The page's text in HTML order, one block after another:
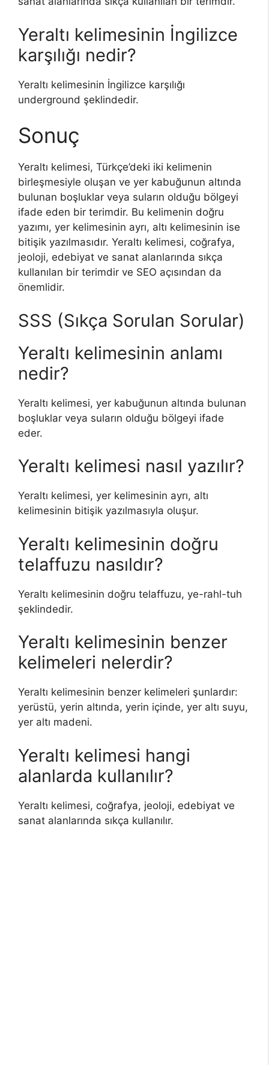
Yeraltı kelimesinin İngilizce
karşılığı nedir?
Yeraltı kelimesinin İngilizce karşılığı
underground şeklindedir.
Sonuç
Yeraltı kelimesi, Türkçe’deki iki kelimenin
birleşmesiyle oluşan ve yer kabuğunun altında
bulunan boşluklar veya suların olduğu bölgeyi
ifade eden bir terimdir. Bu kelimenin doğru
yazımı, yer kelimesinin ayrı, altı kelimesinin ise
bitişik yazılmasıdır. Yeraltı kelimesi, coğrafya,
jeoloji, edebiyat ve sanat alanlarında sıkça
kullanılan bir terimdir ve SEO açısından da
önemlidir.
SSS (Sıkça Sorulan Sorular)
Yeraltı kelimesinin anlamı
nedir?
Yeraltı kelimesi, yer kabuğunun altında bulunan
boşluklar veya suların olduğu bölgeyi ifade
eder.
Yeraltı kelimesi nasıl yazılır?
Yeraltı kelimesi, yer kelimesinin ayrı, altı
kelimesinin bitişik yazılmasıyla oluşur.
Yeraltı kelimesinin doğru
telaffuzu nasıldır?
Yeraltı kelimesinin doğru telaffuzu, ye-rahl-tuh
şeklindedir.
Yeraltı kelimesinin benzer
kelimeleri nelerdir?
Yeraltı kelimesinin benzer kelimeleri şunlardır:
yerüstü, yerin altında, yerin içinde, yer altı suyu,
yer altı madeni.
Yeraltı kelimesi hangi
alanlarda kullanılır?
Yeraltı kelimesi, coğrafya, jeoloji, edebiyat ve
sanat alanlarında sıkça kullanılır.